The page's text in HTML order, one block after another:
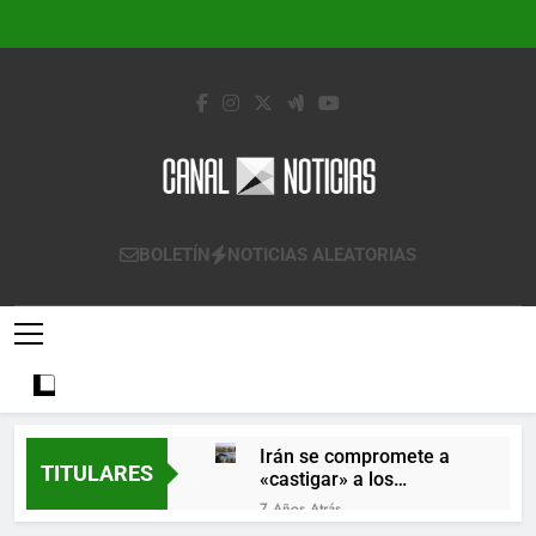
Canal Noticias
Canal Noticias
BOLETÍN NOTICIAS ALEATORIAS
TITULARES
Irán se compromete a
«castigar» a los
responsables de
derribar un avión
7 Años Atrás